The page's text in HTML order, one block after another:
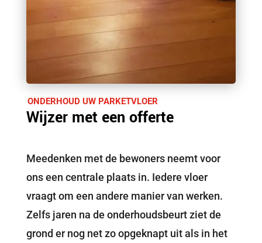
ONDERHOUD UW PARKETVLOER
Wijzer met een offerte
Meedenken met de bewoners neemt voor
ons een centrale plaats in. Iedere vloer
vraagt om een andere manier van werken.
Zelfs jaren na de onderhoudsbeurt ziet de
grond er nog net zo opgeknapt uit als in het